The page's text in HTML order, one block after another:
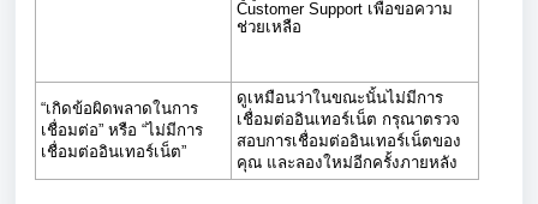
Customer Support เพื่อขอความ
ช่วยเหลือ
“เกิดข้อผิดพลาดในการ
เชื่อมต่อ” หรือ “ไม่มีการ
เชื่อมต่ออินเทอร์เน็ต”
ดูเหมือนว่าในขณะนั้นไม่มีการ
เชื่อมต่ออินเทอร์เน็ต กรุณาตรวจ
สอบการเชื่อมต่ออินเทอร์เน็ตของ
คุณ และลองใหม่อีกครั้งภายหลัง